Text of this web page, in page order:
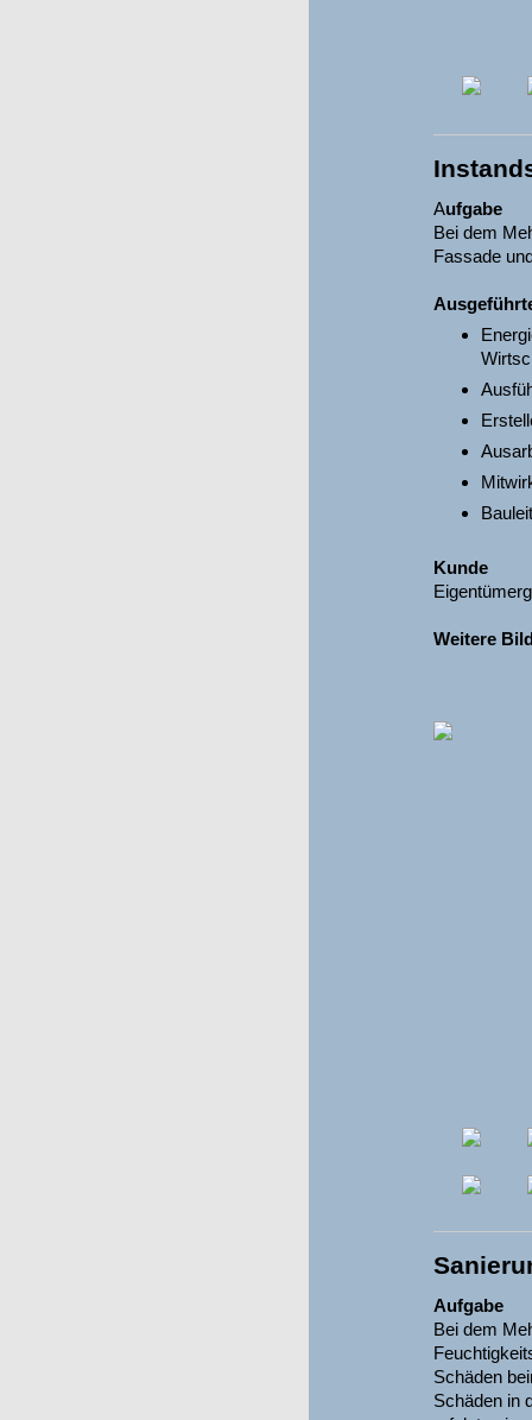
Aufgabe
Bei dem
Fassade
Kunde
Weitere
Aufgabe
Bei dem
Schäden
Schäden in